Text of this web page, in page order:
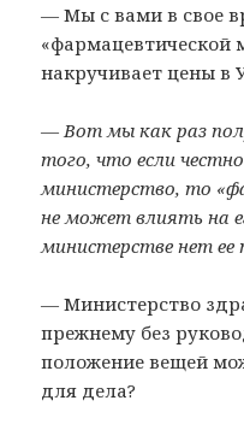
— Мы с вами в свое
«фармацевтической
накручивает цены в
— Вот мы как раз
того, что если
министерство, то
не может влиять на
министерстве нет ее
— Министерство
прежнему без
положение вещей
для дела?